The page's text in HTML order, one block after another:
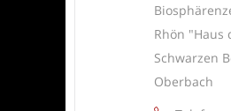
Rhön "Haus
Schwarzen
Oberbach